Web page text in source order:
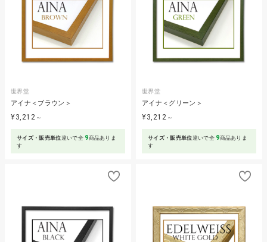
世界堂
アイナ＜ブラウン＞
¥3,212 ～
サイズ・販売単位違いで全 9商品ありま
す
世界堂
アイナ＜グリーン＞
¥3,212 ～
サイズ・販売単位違いで全 9商品ありま
す